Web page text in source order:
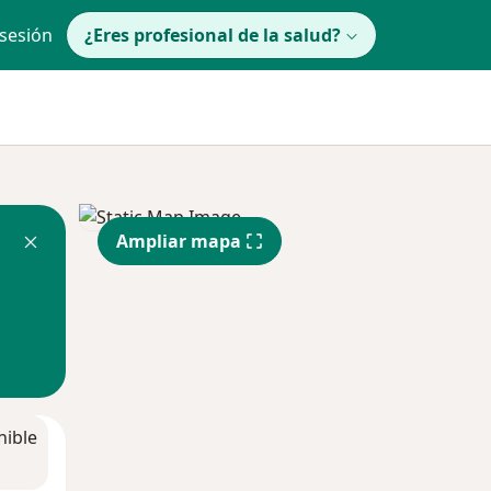
¿Eres profesional de la salud?
Ampliar mapa